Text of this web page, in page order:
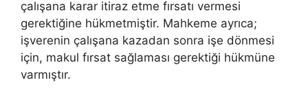
çalışana karar itiraz etme fırsatı vermesi
gerektiğine hükmetmiştir. Mahkeme ayrıca;
işverenin çalışana kazadan sonra işe dönmesi
için, makul fırsat sağlaması gerektiği hükmüne
varmıştır.